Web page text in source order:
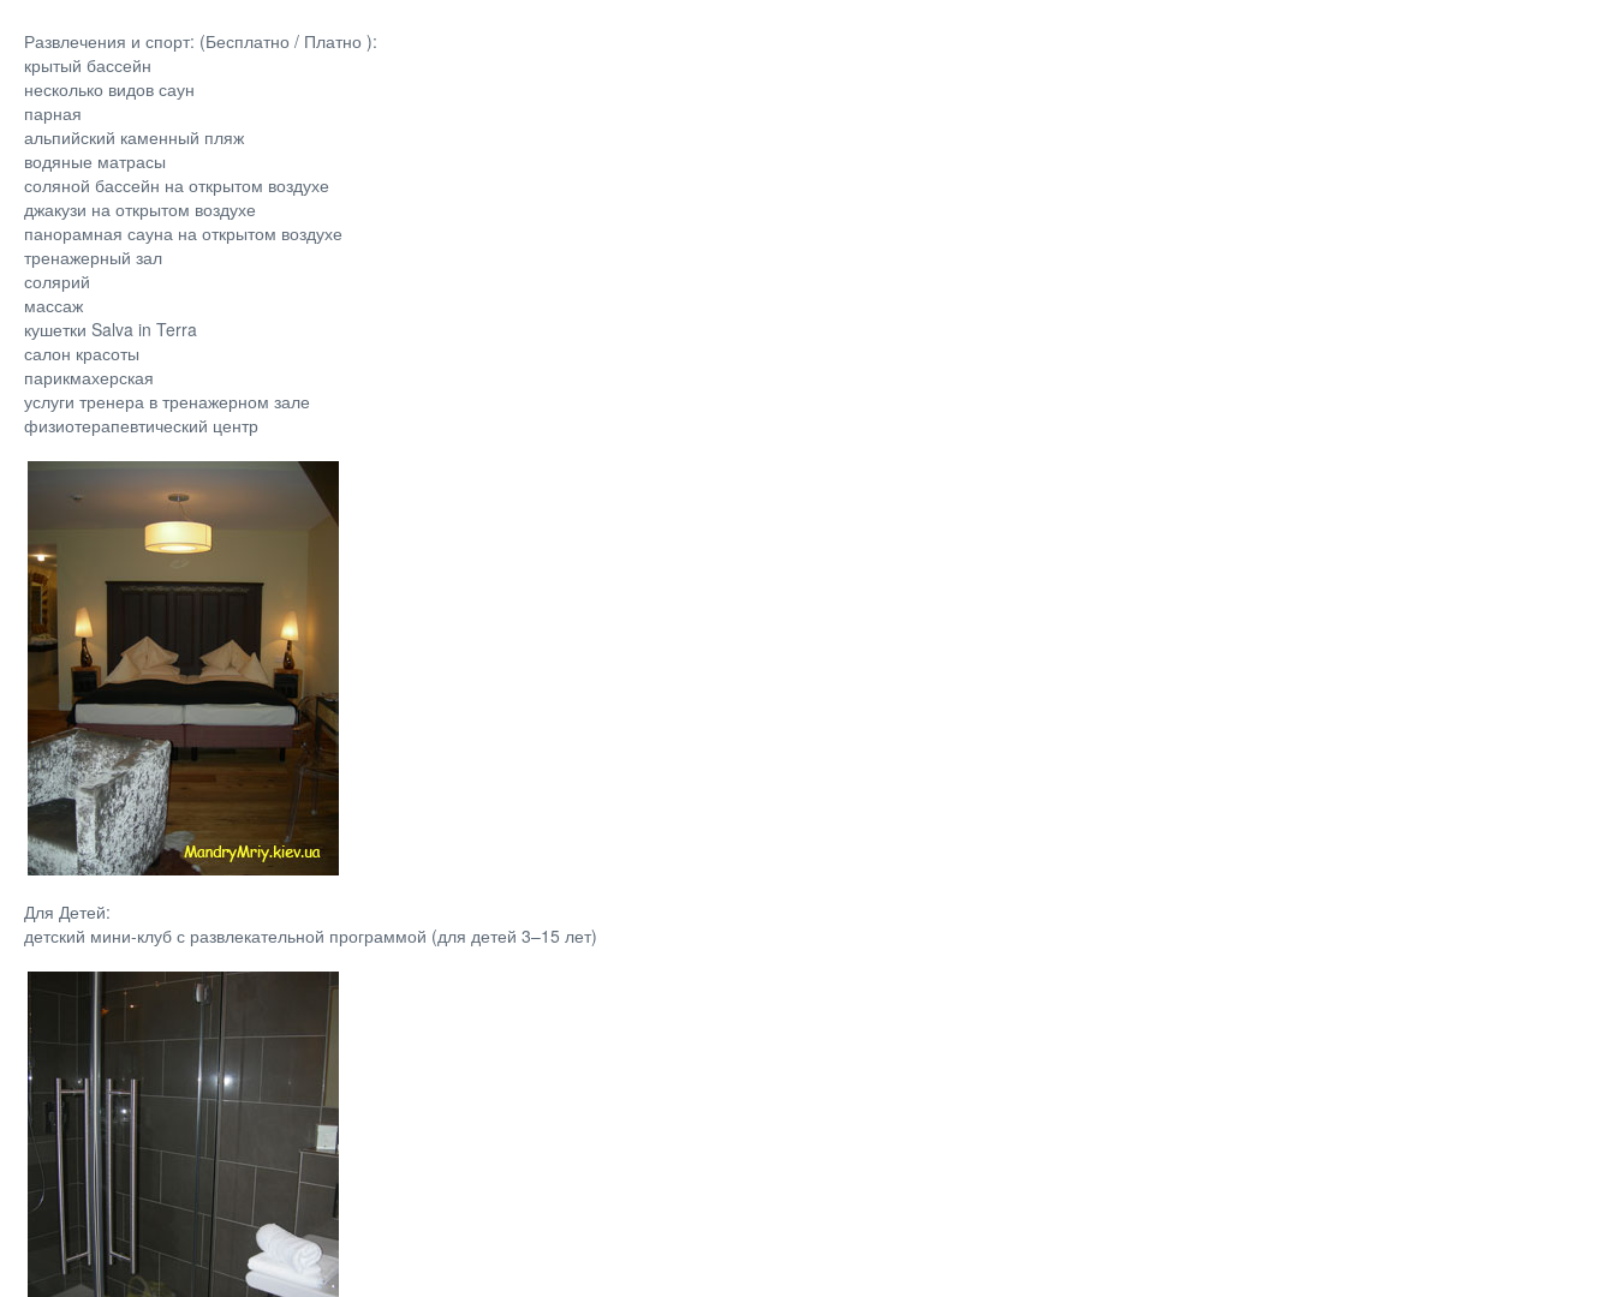
Развлечения и спорт: (Бесплатно / Платно ):
крытый бассейн
несколько видов саун
парная
альпийский каменный пляж
водяные матрасы
соляной бассейн на открытом воздухе
джакузи на открытом воздухе
панорамная сауна на открытом воздухе
тренажерный зал
солярий
массаж
кушетки Salva in Terra
салон красоты
парикмахерская
услуги тренера в тренажерном зале
физиотерапевтический центр
Для Детей:
детский мини-клуб с развлекательной программой (для детей 3–15 лет)